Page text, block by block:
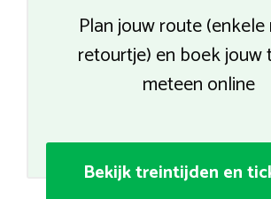
Plan jouw route
retourtje) en boek jouw
meteen online
Bekijk treintijden en